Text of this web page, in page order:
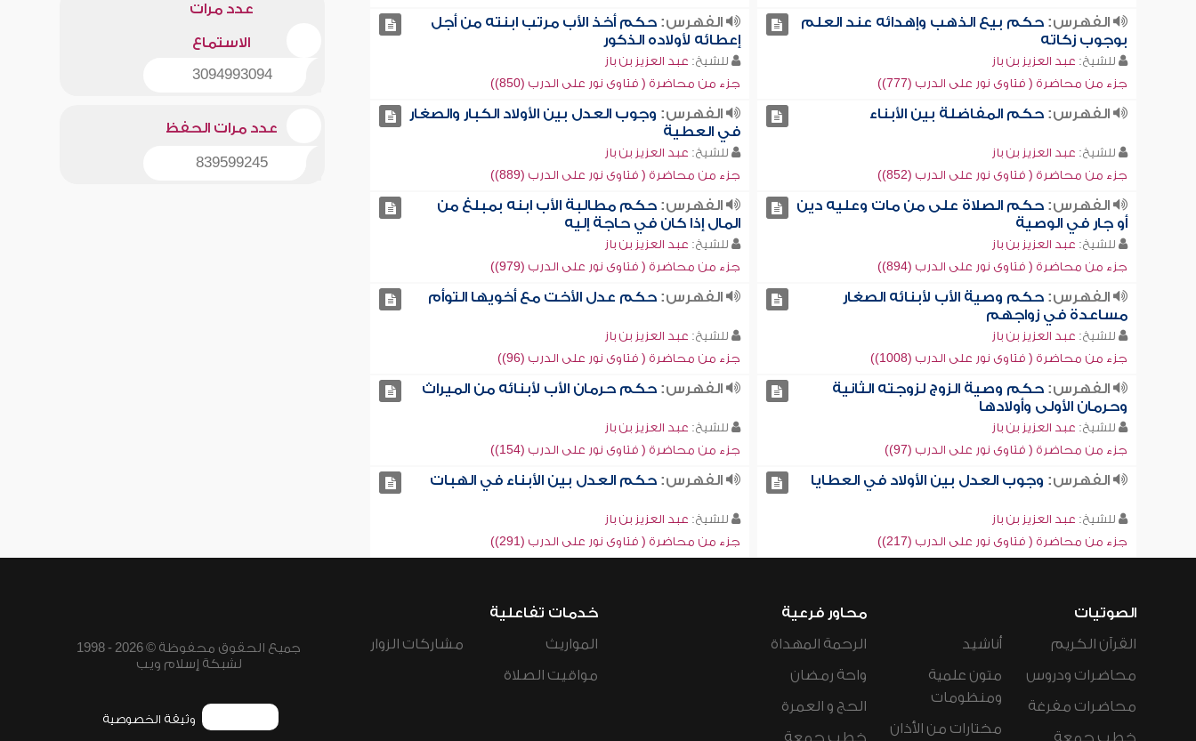
الفهرس:حكم بيع الذهب وإهدائه عند العلم
بوجوب زكاته
للشيخ: عبد العزيز بن باز
جزء من محاضرة ( فتاوى نور على الدرب (777))
الفهرس: حكم أخذ الأب مرتب ابنته من أجل
إعطائه لأولاده الذكور
للشيخ: عبد العزيز بن باز
جزء من محاضرة ( فتاوى نور على الدرب (850))
الفهرس:حكم المفاضلة بين الأبناء
للشيخ: عبد العزيز بن باز
جزء من محاضرة ( فتاوى نور على الدرب (852))
الفهرس: وجوب العدل بين الأولاد الكبار والصغار
في العطية
للشيخ: عبد العزيز بن باز
جزء من محاضرة ( فتاوى نور على الدرب (889))
الفهرس:حكم الصلاة على من مات وعليه دين
أو جار في الوصية
للشيخ: عبد العزيز بن باز
جزء من محاضرة ( فتاوى نور على الدرب (894))
الفهرس: حكم مطالبة الأب ابنه بمبلغ من
المال إذا كان في حاجة إليه
للشيخ: عبد العزيز بن باز
جزء من محاضرة ( فتاوى نور على الدرب (979))
الفهرس:حكم وصية الأب لأبنائه الصغار
مساعدة في زواجهم
للشيخ: عبد العزيز بن باز
جزء من محاضرة ( فتاوى نور على الدرب (1008))
الفهرس: حكم عدل الأخت مع أخويها التوأم
للشيخ: عبد العزيز بن باز
جزء من محاضرة ( فتاوى نور على الدرب (96))
الفهرس:حكم وصية الزوج لزوجته الثانية
وحرمان الأولى وأولادها
للشيخ: عبد العزيز بن باز
جزء من محاضرة ( فتاوى نور على الدرب (97))
الفهرس: حكم حرمان الأب لأبنائه من الميراث
للشيخ: عبد العزيز بن باز
جزء من محاضرة ( فتاوى نور على الدرب (154))
الفهرس: وجوب العدل بين الأولاد في العطايا
للشيخ: عبد العزيز بن باز
جزء من محاضرة ( فتاوى نور على الدرب (217))
الفهرس: حكم العدل بين الأبناء في الهبات
للشيخ: عبد العزيز بن باز
جزء من محاضرة ( فتاوى نور على الدرب (291))
عدد مرات
الاستماع
3094993094
عدد مرات الحفظ
839599245
الصوتيات
القرآن الكريم
محاضرات ودروس
محاضرات مفرغة
خطب جمعة
أناشيد
متون علمية
ومنظومات
مختارات من الأذان
محاور فرعية
الرحمة المهداة
واحة رمضان
الحج و العمرة
خطب جمعة
خدمات تفاعلية
المواريث
مواقيت الصلاة
مشاركات الزوار
جميع الحقوق محفوظة © 2026 - 1998
لشبكة إسلام ويب
وثيقة الخصوصية